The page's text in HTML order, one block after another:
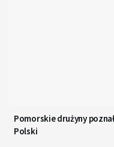
Pomorskie drużyny
Polski